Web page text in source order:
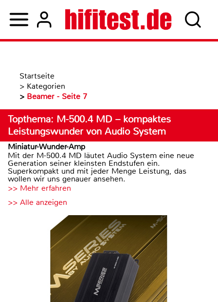
Startseite
> Kategorien
> Beamer - Seite 7
Topthema: M-500.4 MD – kompaktes
Leistungswunder von Audio System
Miniatur-Wunder-Amp
Mit der M-500.4 MD läutet Audio System eine neue
Generation seiner kleinsten Endstufen ein.
Superkompakt und mit jeder Menge Leistung, das
wollen wir uns genauer ansehen.
>> Mehr erfahren
>> Alle anzeigen